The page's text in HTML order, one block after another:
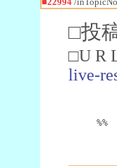
□投
□U R
live-
%%